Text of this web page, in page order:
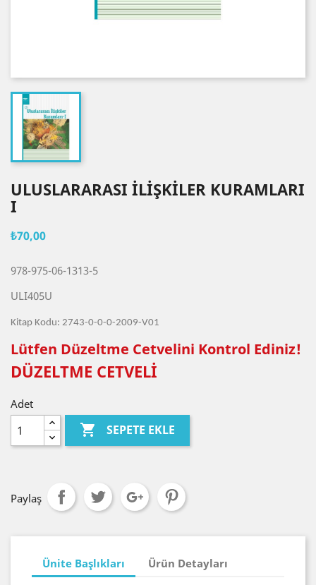
ULUSLARARASI İLİŞKİLER KURAMLARI
I
₺70,00
978-975-06-1313-5
ULI405U
Kitap Kodu: 2743-0-0-0-2009-V01
Lütfen Düzeltme Cetvelini Kontrol Ediniz!
DÜZELTME CETVELİ
Adet
 SEPETE EKLE
Paylaş
Ünite Başlıkları Ürün Detayları